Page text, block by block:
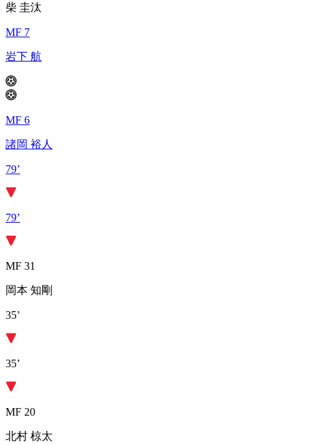
柴 圭汰
MF 7
岩下 航
MF 6
諸岡 裕人
79’
79’
MF 31
岡本 知剛
35’
35’
MF 20
北村 椋太